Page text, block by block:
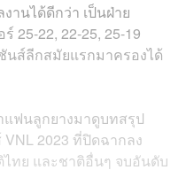
านได้ดีกว่า เป็นฝ่าย
25-22, 22-25, 25-19
นส์ลีกสมัยแรกมาครองได้
แฟนลูกยางมาดูบทสรุป
2023 ที่ปิดฉากลง
ไทย และชาติอื่นๆ จบอันดับ